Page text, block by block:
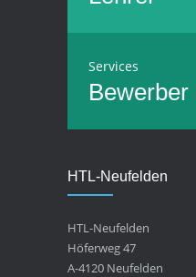
Services
Bewerber
HTL-Neufelden
HTL-Neufelden
Höferweg 47
A-4120 Neufelden